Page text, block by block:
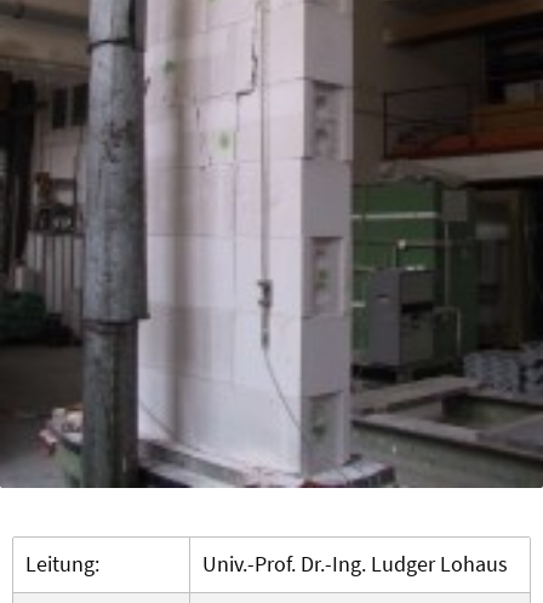
Leitung:
Univ.-Prof. Dr.-Ing. Ludger Lohaus